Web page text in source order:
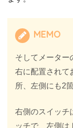
MEMO
そしてメーター
右に配置されて
所、左側にも2
右側のスイッチ
ッチで、左側は